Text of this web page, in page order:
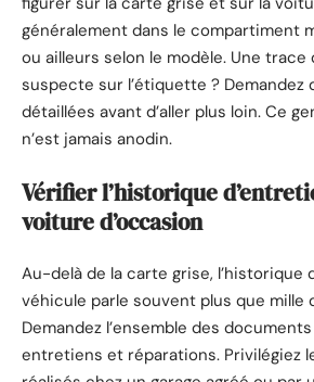
généralement dans le compartiment
ou ailleurs selon le modèle. Une trace
suspecte sur l’étiquette ? Demandez
détaillées avant d’aller plus loin. Ce
n’est jamais anodin.
Vérifier l’historique
voiture d’occasion
Au-delà de la carte grise, l’historique
véhicule parle souvent plus que mille
Demandez l’ensemble des
entretiens et réparations. Privilégiez